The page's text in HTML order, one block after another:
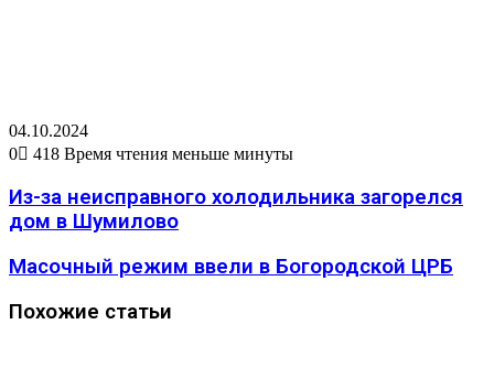
04.10.2024
0
418 Время чтения меньше минуты
Из-за неисправного холодильника загорелся
дом в Шумилово
Масочный режим ввели в Богородской ЦРБ
Похожие статьи